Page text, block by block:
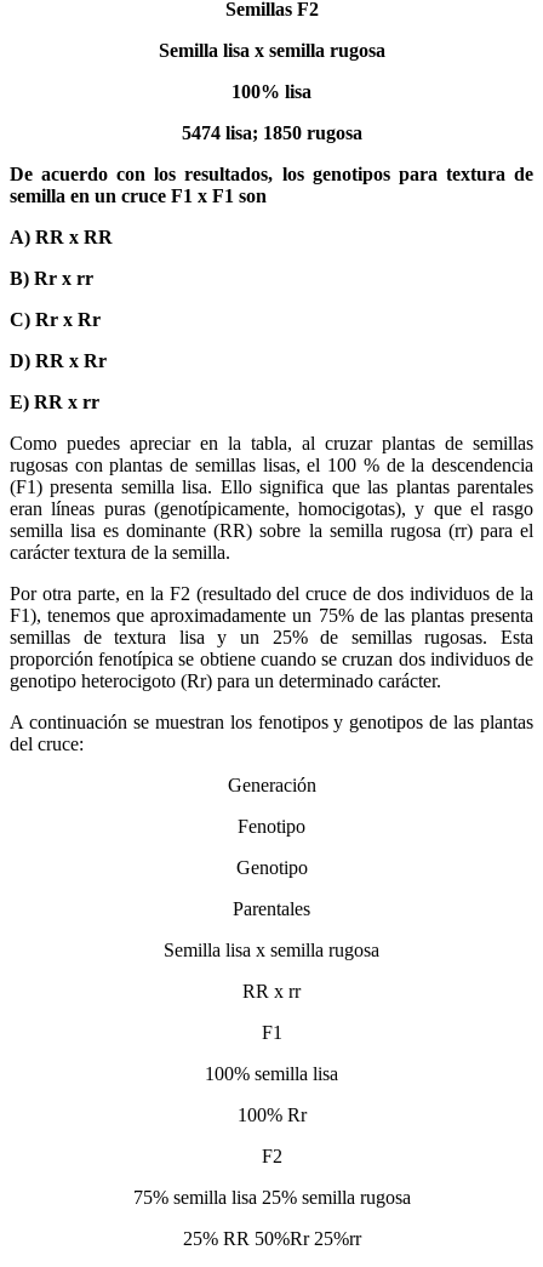
Semillas F2
Semilla lisa x semilla rugosa
100% lisa
5474 lisa; 1850 rugosa
De acuerdo con los resultados, los genotipos para textura de
semilla en un cruce F1 x F1 son
A) RR x RR
B) Rr x rr
C) Rr x Rr
D) RR x Rr
E) RR x rr
Como puedes apreciar en la tabla, al cruzar plantas de semillas
rugosas con plantas de semillas lisas, el 100 % de la descendencia
(F1) presenta semilla lisa. Ello significa que las plantas parentales
eran líneas puras (genotípicamente, homocigotas), y que el rasgo
semilla lisa es dominante (RR) sobre la semilla rugosa (rr) para el
carácter textura de la semilla.
Por otra parte, en la F2 (resultado del cruce de dos individuos de la
F1), tenemos que aproximadamente un 75% de las plantas presenta
semillas de textura lisa y un 25% de semillas rugosas. Esta
proporción fenotípica se obtiene cuando se cruzan dos individuos de
genotipo heterocigoto (Rr) para un determinado carácter.
A continuación se muestran los fenotipos y genotipos de las plantas
del cruce:
Generación
Fenotipo
Genotipo
Parentales
Semilla lisa x semilla rugosa
RR x rr
F1
100% semilla lisa
100% Rr
F2
75% semilla lisa 25% semilla rugosa
25% RR 50%Rr 25%rr